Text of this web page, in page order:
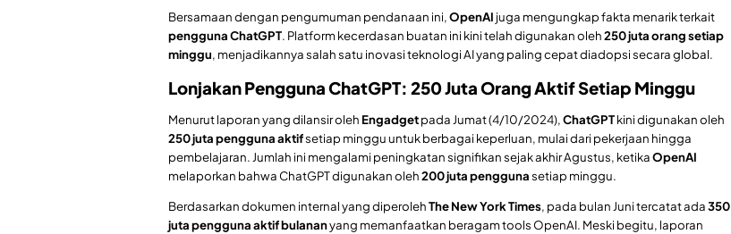
Bersamaan dengan pengumuman pendanaan ini,OpenAI juga mengungkap fakta menarik terkait
pengguna ChatGPT. Platform kecerdasan buatan ini kini telah digunakan oleh250 juta orang setiap
minggu, menjadikannya salah satu inovasi teknologi AI yang paling cepat diadopsi secara global.
Lonjakan Pengguna ChatGPT: 250 Juta Orang Aktif Setiap Minggu
Menurut laporan yang dilansir oleh Engadgetpada Jumat (4/10/2024),ChatGPTkini digunakan oleh
250 juta pengguna aktifsetiap minggu untuk berbagai keperluan, mulai dari pekerjaan hingga
pembelajaran. Jumlah ini mengalami peningkatan signifikan sejak akhir Agustus, ketikaOpenAI
melaporkan bahwa ChatGPT digunakan oleh200 juta penggunasetiap minggu.
Berdasarkan dokumen internal yang diperolehThe New York Times, pada bulan Juni tercatat ada350
juta pengguna aktif bulananyang memanfaatkan beragam tools OpenAI. Meski begitu, laporan